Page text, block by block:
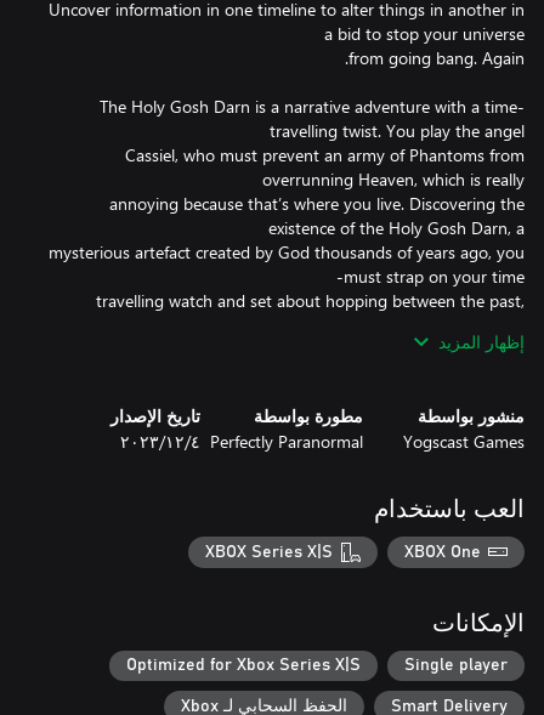
Uncover information in one timeline to alter things in another in
The Holy Gosh Darn is a narrative adventure with a time-
Cassiel, who must prevent an army of Phantoms from
annoying because that’s where you live. Discovering the
mysterious artefact created by God thousands of years ago, you
travelling watch and set about hopping between the past,
of ridiculous characters across dynamically changing locations in
It's a laugh-out-loud action adventure spanning multiple time
answer all of life’s most enduring questions, such as why time
only angels get to swear and why skipping dialogue is totally fine
Expect outrageous humour, inventive puzzles and laugh-out-
Metroidvania-style progression – all expertly crafted by Perfectly
إظهار المزيد
منشور بواسطة
Yogscast Games
مطورة بواسطة
Perfectly Paranormal
تاريخ الإصدار
٤‏/١٢‏/٢٠٢٣
العب باستخدام
XBOX One
XBOX Series X|S
الإمكانات
Single player
Optimized for Xbox Series X|S
Smart Delivery الحفظ السحابي لـ Xbox